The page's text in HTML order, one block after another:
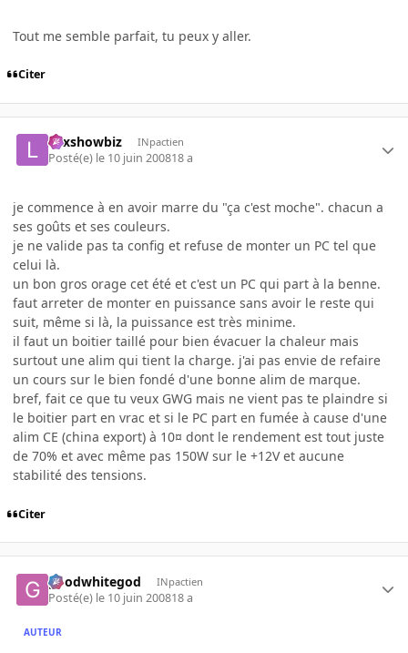
Tout me semble parfait, tu peux y aller.
Citer
Lexshowbiz INpactien
Posté(e) le 10 juin 200818 a
je commence à en avoir marre du "ça c'est moche". chacun a
ses goûts et ses couleurs.
je ne valide pas ta config et refuse de monter un PC tel que
celui là.
un bon gros orage cet été et c'est un PC qui part à la benne.
faut arreter de monter en puissance sans avoir le reste qui
suit, même si là, la puissance est très minime.
il faut un boitier taillé pour bien évacuer la chaleur mais
surtout une alim qui tient la charge. j'ai pas envie de refaire
un cours sur le bien fondé d'une bonne alim de marque.
bref, fait ce que tu veux GWG mais ne vient pas te plaindre si
le boitier part en vrac et si le PC part en fumée à cause d'une
alim CE (china export) à 10¤ dont le rendement est tout juste
de 70% et avec même pas 150W sur le +12V et aucune
stabilité des tensions.
Citer
goodwhitegod INpactien
Posté(e) le 10 juin 200818 a
AUTEUR